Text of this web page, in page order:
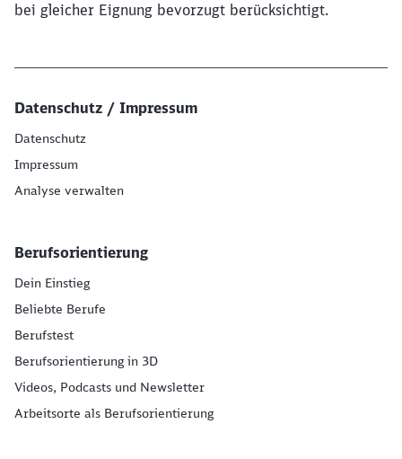
bei gleicher Eignung bevorzugt berücksichtigt.
Datenschutz / Impressum
Datenschutz
Impressum
Analyse verwalten
Berufsorientierung
Dein Einstieg
Beliebte Berufe
Berufstest
Berufsorientierung in 3D
Videos, Podcasts und Newsletter
Arbeitsorte als Berufsorientierung